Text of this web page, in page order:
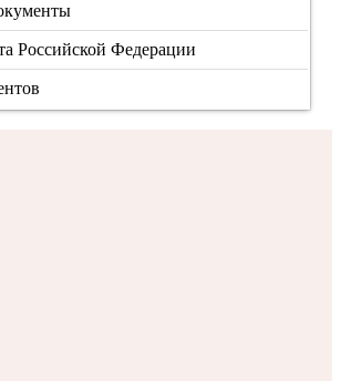
Российской Федерации